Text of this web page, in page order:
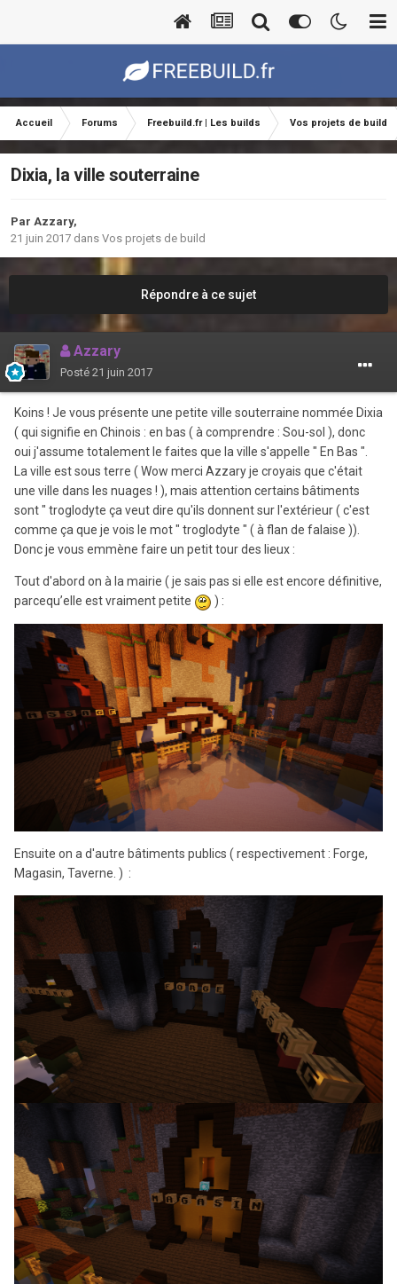
Accueil Forums Freebuild.fr | Les builds Vos projets de build
Dixia, la ville souterraine
Par Azzary,
21 juin 2017 dans Vos projets de build
Répondre à ce sujet
Azzary
Posté 21 juin 2017
Koins ! Je vous présente une petite ville souterraine nommée Dixia
( qui signifie en Chinois : en bas ( à comprendre : Sou-sol ), donc
oui j'assume totalement le faites que la ville s'appelle " En Bas ".
La ville est sous terre ( Wow merci Azzary je croyais que c'était
une ville dans les nuages ! ), mais attention certains bâtiments
sont " troglodyte ça veut dire qu'ils donnent sur l'extérieur ( c'est
comme ça que je vois le mot " troglodyte " ( à flan de falaise )).
Donc je vous emmène faire un petit tour des lieux :
Tout d'abord on à la mairie ( je sais pas si elle est encore définitive,
parcequ’elle est vraiment petite
) :
Ensuite on a d'autre bâtiments publics ( respectivement : Forge,
Magasin, Taverne. ) :